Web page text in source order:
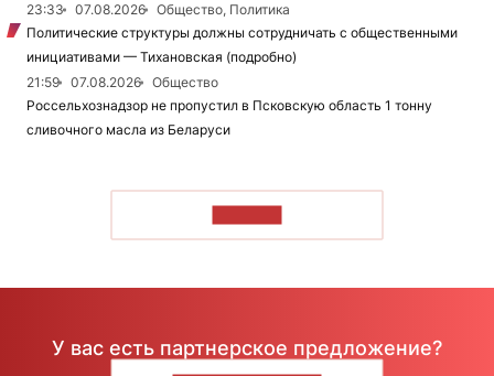
23:33
07.08.2026
Общество, Политика
Политические структуры должны сотрудничать с общественными
инициативами — Тихановская (подробно)
21:59
07.08.2026
Общество
Россельхознадзор не пропустил в Псковскую область 1 тонну
сливочного масла из Беларуси
У вас есть партнерское предложение?